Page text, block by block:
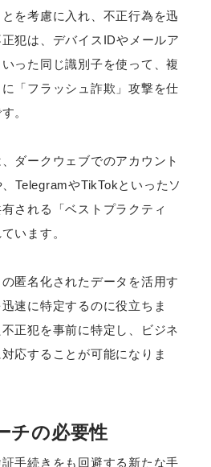
を考慮に入れ、不正行為を迅
犯は、デバイスIDやメールア
った同じ識別子を使って、複
「フラッシュ詐欺」攻撃を仕
。
ダークウェブでのアカウント
TelegramやTikTokといったソ
される「ベストプラクティ
います。
匿名化されたデータを活用す
速に特定するのに役立ちま
正犯を事前に特定し、ビジネ
応することが可能になりま
チの必要性
手続きをも回避する新たな手